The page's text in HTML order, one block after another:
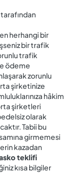
herhangi bir
bir trafik
trafik
ödeme
zorunlu
şirketinize
hâkim
şirketleri
olarak
Tabii bu
girmemesi
kazadan
teklifi
kısa bilgiler